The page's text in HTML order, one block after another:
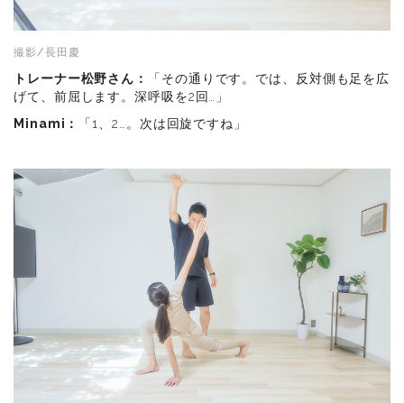
撮影/長田慶
トレーナー松野さん：
「その通りです。では、反対側も足を広
げて、前屈します。深呼吸を2回…」
Minami：
「1、2…。次は回旋ですね」